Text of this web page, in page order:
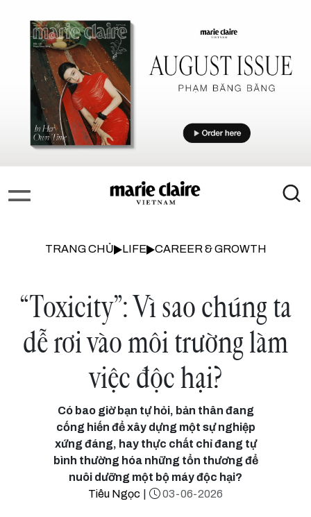
TRANG CHỦ LIFE CAREER & GROWTH
“Toxicity”: Vì sao chúng ta
dễ rơi vào môi trường làm
việc độc hại?
Có bao giờ bạn tự hỏi, bản thân đang
cống hiến để xây dựng một sự nghiệp
xứng đáng, hay thực chất chỉ đang tự
bình thường hóa những tổn thương để
nuôi dưỡng một bộ máy độc hại?
Tiêu Ngọc
03-06-2026